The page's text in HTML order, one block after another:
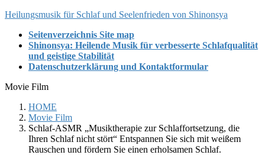
Skip
content
Skip
Navigation
Heilungsmusik für Schlaf und Seelenfrieden von Shinonsya
Seitenverzeichnis Site map
Shinonsya: Heilende Musik für verbesserte Schlafqualität
und geistige Stabilität
Datenschutzerklärung und Kontaktformular
Movie Film
HOME
Movie Film
Schlaf-ASMR „Musiktherapie zur Schlaffortsetzung, die
Ihren Schlaf nicht stört“ Entspannen Sie sich mit weißem
Rauschen und fördern Sie einen erholsamen Schlaf.